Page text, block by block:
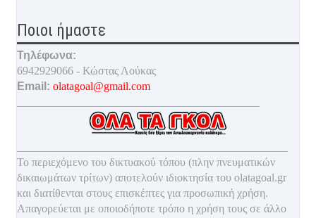
Ποιοι ήμαστε
Τηλέφωνα:
6942929066 - Κώστας Λούκας
Email: olatagoal@gmail.com
Το περιεχόμενο του δικτυακού τόπου (πλην πνευματικών
δικαιωμάτων τρίτων) αποτελούν ιδιοκτησία του olatagoal.gr
και διατίθενται στους επισκέπτες για προσωπική χρήση.
Απαγορεύεται με οποιοδήποτε τρόπο η χρήση τους σε άλλο